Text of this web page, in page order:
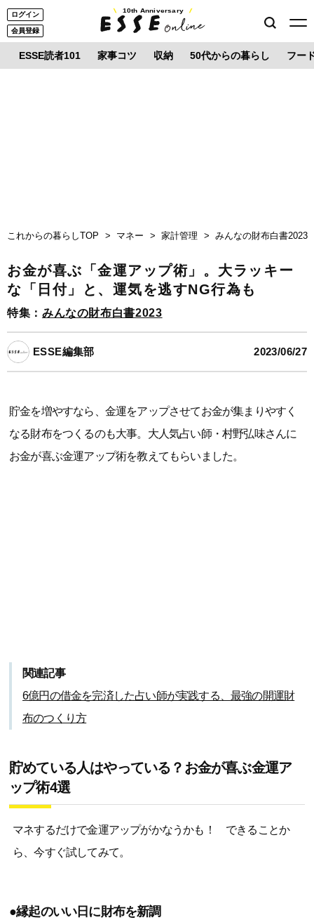
ログイン
会員登録
10th Anniversary
ESSE読者101 家事コツ 収納 50代からの暮らし フー
これからの暮らしTOP マネー 家計管理 みんなの財布白書2023
お金が喜ぶ「金運アップ術」。大ラッキー
な「日付」と、運気を逃すNG行為も
特集： みんなの財布白書2023
ESSE編集部 2023/06/27
貯金を増やすなら、金運をアップさせてお金が集まりやすく
なる財布をつくるのも大事。大人気占い師・村野弘味さんに
お金が喜ぶ金運アップ術を教えてもらいました。
関連記事
6億円の借金を完済した占い師が実践する、最強の開運財
布のつくり方
貯めている人はやっている？お金が喜ぶ金運ア
ップ術4選
マネするだけで金運アップがかなうかも！ できることか
ら、今すぐ試してみて。
●縁起のいい日に財布を新調